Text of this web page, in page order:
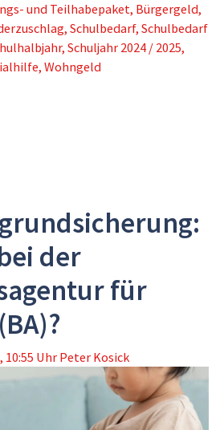
und Teilhabepaket, Bürgergeld,
,Schulbedarf,Schulbedarf
,Schuljahr 2024 / 2025,
,Wohngeld
der
für
10:55 UhrPeter Kosick